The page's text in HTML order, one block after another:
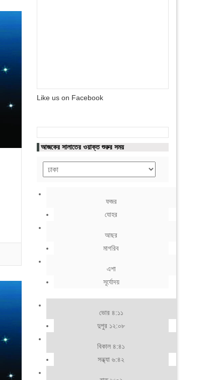
Like us on Facebook
আজকের সালাতের ওয়াক্ত শুরুর সময়
ফজর
যোহর
আছর
মাগরিব
এশা
সূর্যোদয়
ভোর ৪:১১
দুপুর ১২:০৮
বিকাল ৪:৪১
সন্ধ্যা ৬:৪২